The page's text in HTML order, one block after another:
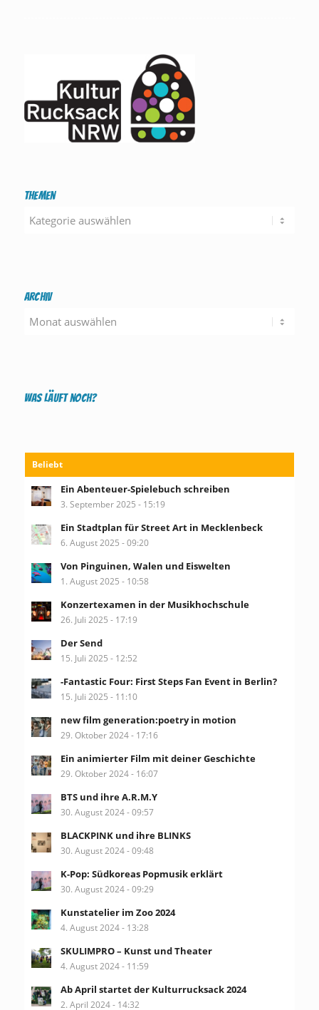
Themen
Themen
Archiv
Was läuft noch?
Beliebt
Ein Abenteuer-Spielebuch schreiben
3. September 2025 - 15:19
Ein Stadtplan für Street Art in Mecklenbeck
6. August 2025 - 09:20
Von Pinguinen, Walen und Eiswelten
1. August 2025 - 10:58
Konzertexamen in der Musikhochschule
26. Juli 2025 - 17:19
Der Send
15. Juli 2025 - 12:52
-Fantastic Four: First Steps Fan Event in Berlin?
15. Juli 2025 - 11:10
new film generation:poetry in motion
29. Oktober 2024 - 17:16
Ein animierter Film mit deiner Geschichte
29. Oktober 2024 - 16:07
BTS und ihre A.R.M.Y
30. August 2024 - 09:57
BLACKPINK und ihre BLINKS
30. August 2024 - 09:48
K-Pop: Südkoreas Popmusik erklärt
30. August 2024 - 09:29
Kunstatelier im Zoo 2024
4. August 2024 - 13:28
SKULIMPRO – Kunst und Theater
4. August 2024 - 11:59
Ab April startet der Kulturrucksack 2024
2. April 2024 - 14:32